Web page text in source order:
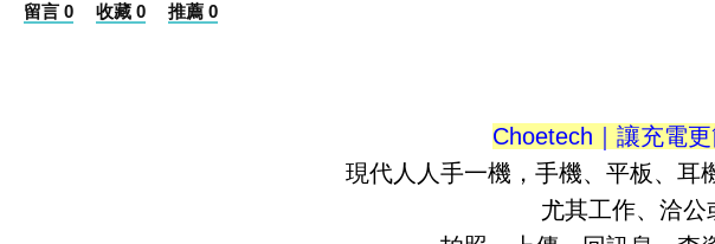
留言 0 收藏 0 推薦 0
Choetech｜讓充電
現代人人手一機，手機、平板、耳
尤其工作、洽公